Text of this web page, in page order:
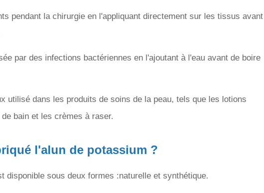
pendant la chirurgie en l'appliquant directement sur les tissus avant
par des infections bactériennes en l'ajoutant à l'eau avant de boire
utilisé dans les produits de soins de la peau, tels que les lotions
bain et les crèmes à raser.
l'alun de potassium ?
disponible sous deux formes :naturelle et synthétique.